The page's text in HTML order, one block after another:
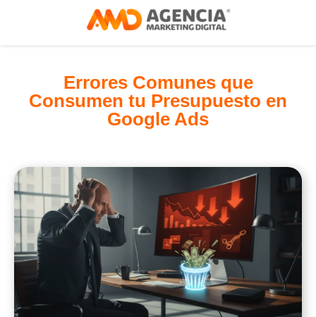
Errores Comunes que
Consumen tu Presupuesto en
Google Ads